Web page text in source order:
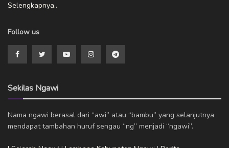
Selengkapnya..
Follow us
Sekilas Ngawi
Nama ngawi berasal dari “awi” atau “bambu” yang selanjutnya
mendapat tambahan huruf sengau “ng” menjadi “ngawi”.